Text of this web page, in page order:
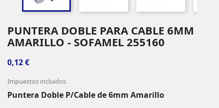
PUNTERA DOBLE PARA CABLE 6MM
AMARILLO - SOFAMEL 255160
0,12 €
Impuestos incluidos
Puntera Doble P/Cable de 6mm Amarillo